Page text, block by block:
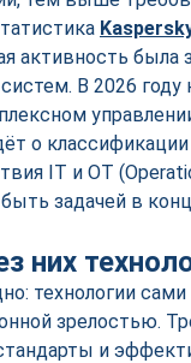
активность была
В 2026 году
о
IT и OT
задачей в
них
технологии
зрелостью.
и